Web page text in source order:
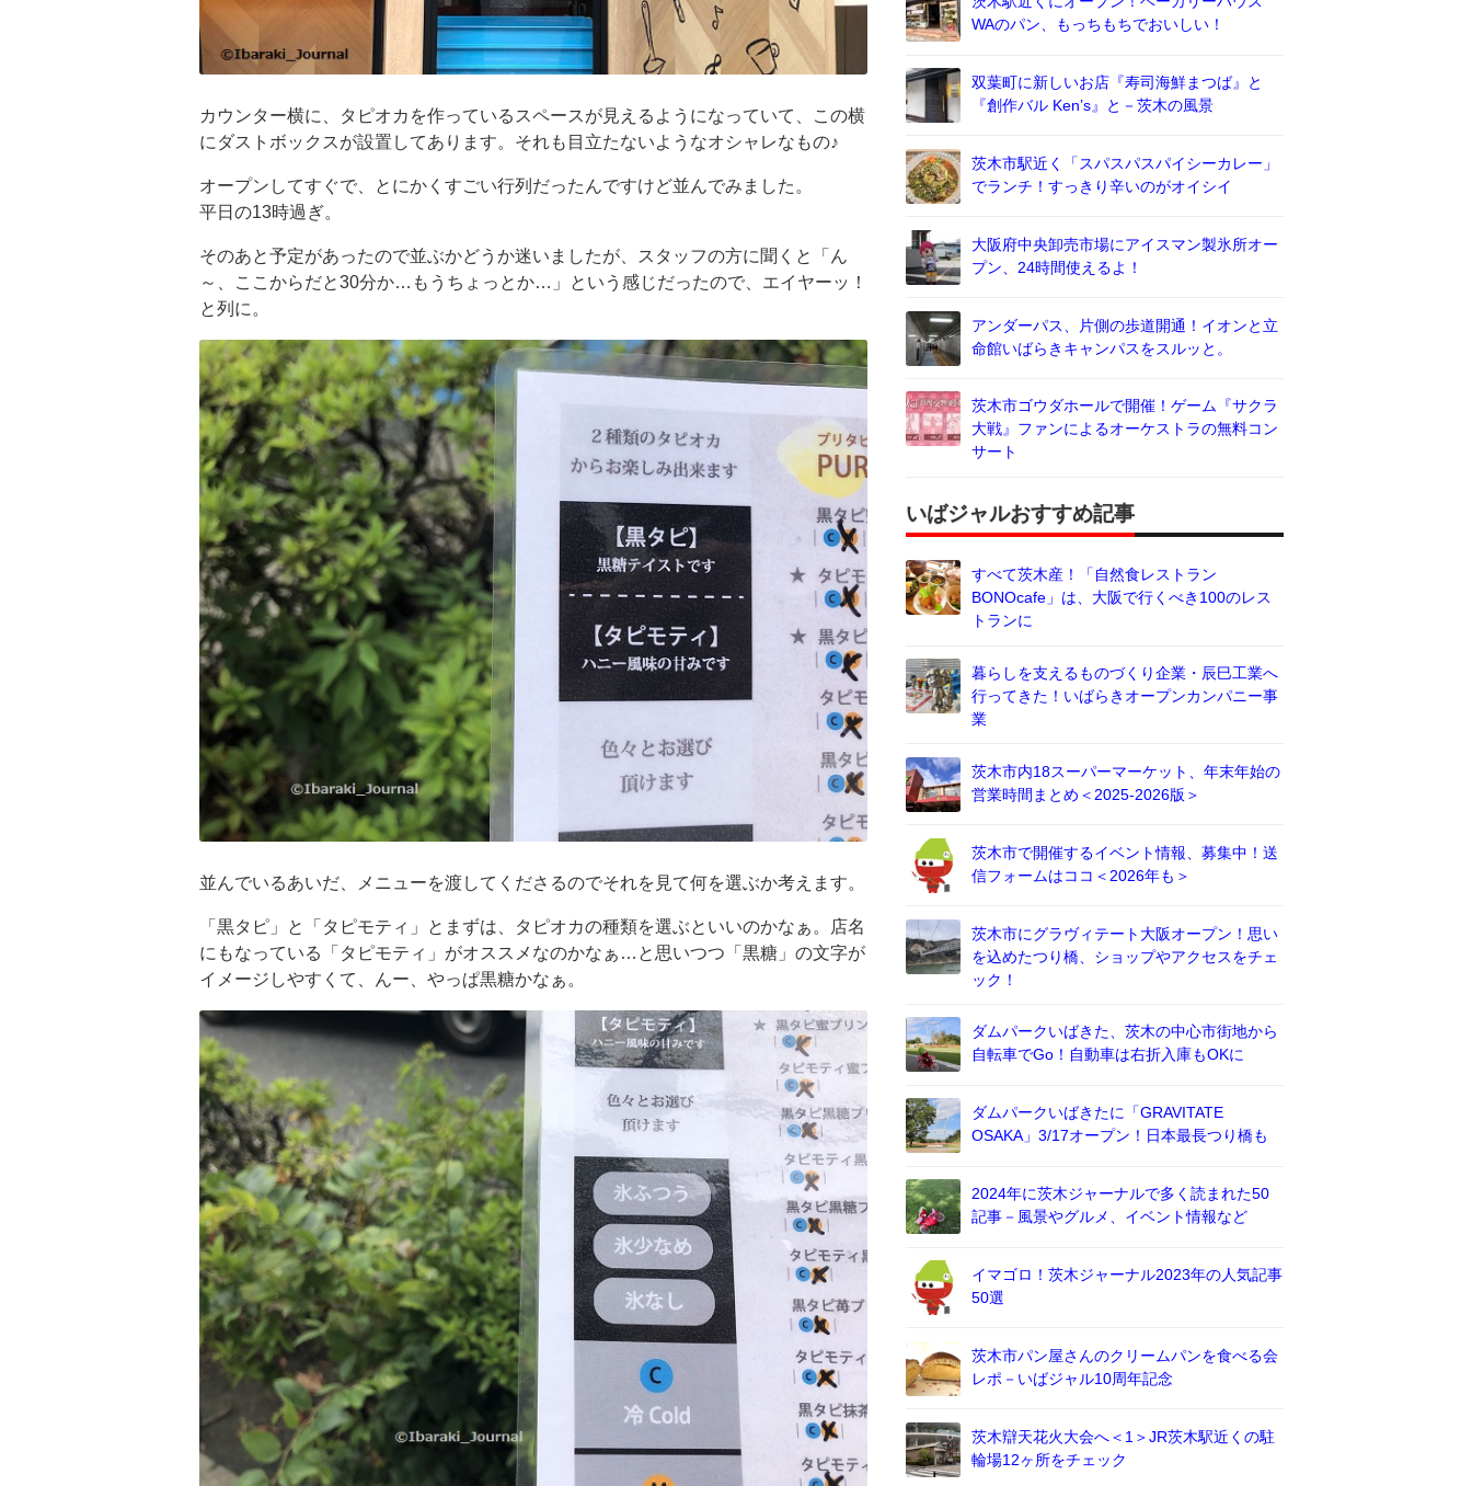
カウンター横に、タピオカを作っているスペースが見えるようになっていて、この横
にダストボックスが設置してあります。それも目立たないようなオシャレなもの♪
オープンしてすぐで、とにかくすごい行列だったんですけど並んでみました。
平日の13時過ぎ。
そのあと予定があったので並ぶかどうか迷いましたが、スタッフの方に聞くと「ん
～、ここからだと30分か…もうちょっとか…」という感じだったので、エイヤーッ！
と列に。
並んでいるあいだ、メニューを渡してくださるのでそれを見て何を選ぶか考えます。
「黒タピ」と「タピモティ」とまずは、タピオカの種類を選ぶといいのかなぁ。店名
にもなっている「タピモティ」がオススメなのかなぁ…と思いつつ「黒糖」の文字が
イメージしやすくて、んー、やっぱ黒糖かなぁ。
WAのパン、もっちもちでおいしい！
双葉町に新しいお店『寿司海鮮まつば』と
『創作バル Ken’s』と－茨木の風景
茨木市駅近く「スパスパスパイシーカレー」
でランチ！すっきり辛いのがオイシイ
大阪府中央卸売市場にアイスマン製氷所オー
プン、24時間使えるよ！
アンダーパス、片側の歩道開通！イオンと立
命館いばらきキャンパスをスルッと。
茨木市ゴウダホールで開催！ゲーム『サクラ
大戦』ファンによるオーケストラの無料コン
サート
いばジャルおすすめ記事
すべて茨木産！「自然食レストラン
BONOcafe」は、大阪で行くべき100のレス
トランに
暮らしを支えるものづくり企業・辰巳工業へ
行ってきた！いばらきオープンカンパニー事
業
茨木市内18スーパーマーケット、年末年始の
営業時間まとめ＜2025-2026版＞
茨木市で開催するイベント情報、募集中！送
信フォームはココ＜2026年も＞
茨木市にグラヴィテート大阪オープン！思い
を込めたつり橋、ショップやアクセスをチェ
ック！
ダムパークいばきた、茨木の中心市街地から
自転車でGo！自動車は右折入庫もOKに
ダムパークいばきたに「GRAVITATE
OSAKA」3/17オープン！日本最長つり橋も
2024年に茨木ジャーナルで多く読まれた50
記事－風景やグルメ、イベント情報など
イマゴロ！茨木ジャーナル2023年の人気記事
50選
茨木市パン屋さんのクリームパンを食べる会
レポ－いばジャル10周年記念
茨木辯天花火大会へ＜1＞JR茨木駅近くの駐
輪場12ヶ所をチェック